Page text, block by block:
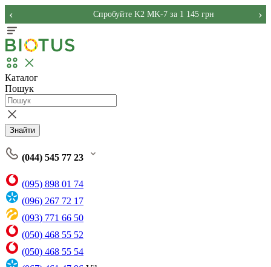
Спробуйте K2 MK-7 за 1 145 грн
‹ ›
Каталог
Пошук
Знайти
(044) 545 77 23
(095) 898 01 74
(096) 267 72 17
(093) 771 66 50
(050) 468 55 52
(050) 468 55 54